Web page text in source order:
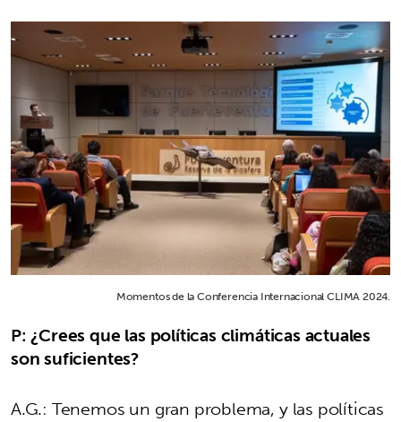
Momentos de la Conferencia Internacional CLIMA 2024.
P: ¿Crees que las políticas climáticas actuales
son suficientes?
A.G.: Tenemos un gran problema, y las políticas